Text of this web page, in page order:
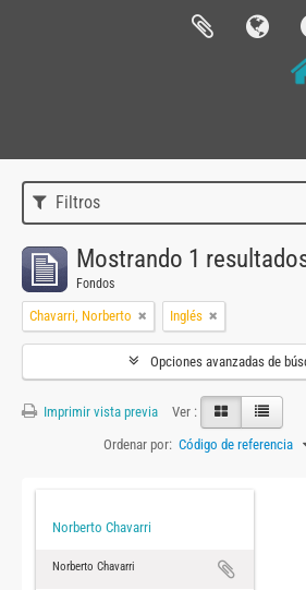
Filtros
Mostrando 1
Fondos
Chavarri, Norberto Inglés
Opciones avanzadas de
Imprimir vista previa
Ver :
Ordenar por: Código de referencia
Norberto Chavarri
Norberto Chavarri